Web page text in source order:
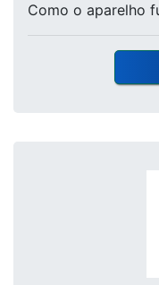
Como o aparelho